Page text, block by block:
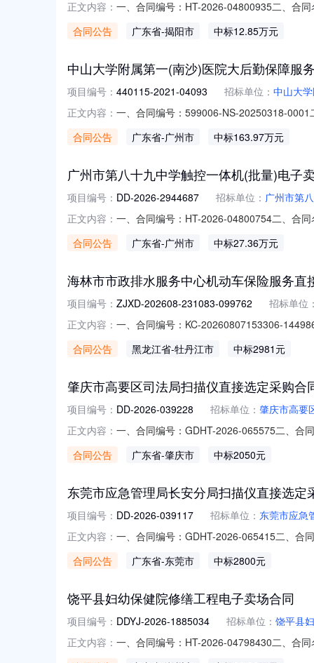
正文内容： 一、合同编号：HT-2026-04800935二、合
一楼联系方式：0663-8783450供应商（乙
合同公告 广东省-揭阳市 中标12.85万元
中山大学附属第一(南沙)医院大后勤保障服
项目编号： 440115-2021-04093 招标单位： 中山大
正文内容： 一、合同编号：599006-NS-20250318-
（乙方）：广州市开物保安服务有限公司
合同公告 广东省-广州市 中标163.97万元
广州市第八十九中学触控一体机(批量)电子
项目编号： DD-2026-2944687 招标单位： 广州市第
正文内容： 一、合同编号：HT-2026-04800754二、合
泰网络信息科技有限公司地址：广州市白
合同公告 广东省-广州市 中标27.36万元
海林市市政排水服务中心机动车保险服务直
项目编号： ZJXD-202608-231083-099762
招标单位
正文内容： 一、合同编号：KC-20260807153306-
洋财产保险股份有限公司牡丹江中心支公
合同公告 黑龙江省-牡丹江市 中标2981元
肇庆市高要区司法局扫描仪直接选定采购合
项目编号： DD-2026-039228 招标单位： 肇庆市高要
正文内容： 一、合同编号：GDHT-2026-065575二、合
金星路3号首层之三联系方式：
合同公告 广东省-肇庆市 中标2050元
东莞市应急管理局长安分局扫描仪直接选定
项目编号： DD-2026-039117 招标单位： 东莞市应急
正文内容： 一、合同编号：GDHT-2026-065415二、合
添音数码科技有限公司地址：广州市天河
合同公告 广东省-东莞市 中标2800元
饶平县妇幼保健院修缮工程电子卖场合同
项目编号： DDYJ-2026-1885034 招标单位： 饶平县
正文内容： 一、合同编号：HT-2026-04798430二、合